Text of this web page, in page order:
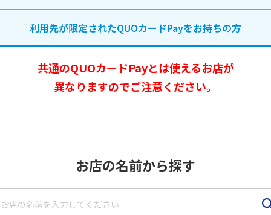
季節のギフ
季節・その
他の贈り物
品
利用先が限定されたQUOカードPayをお持ちの方
共通のQUOカードPayとは使えるお店が
異なりますのでご注意ください。
お店の名前から探す